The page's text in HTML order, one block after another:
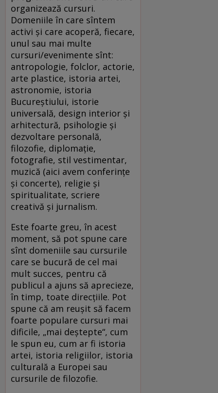
organizează cursuri.
Domeniile în care sîntem
activi și care acoperă, fiecare,
unul sau mai multe
cursuri/evenimente sînt:
antropologie, folclor, actorie,
arte plastice, istoria artei,
astronomie, istoria
Bucureștiului, istorie
universală, design interior și
arhitectură, psihologie și
dezvoltare personală,
filozofie, diplomație,
fotografie, stil vestimentar,
muzică (aici avem conferințe
și concerte), religie și
spiritualitate, scriere
creativă și jurnalism.
Este foarte greu, în acest
moment, să pot spune care
sînt domeniile sau cursurile
care se bucură de cel mai
mult succes, pentru că
publicul a ajuns să aprecieze,
în timp, toate direcțiile. Pot
spune că am reușit să facem
foarte populare cursuri mai
dificile, „mai deștepte“, cum
le spun eu, cum ar fi istoria
artei, istoria religiilor, istoria
culturală a Europei sau
cursurile de filozofie.